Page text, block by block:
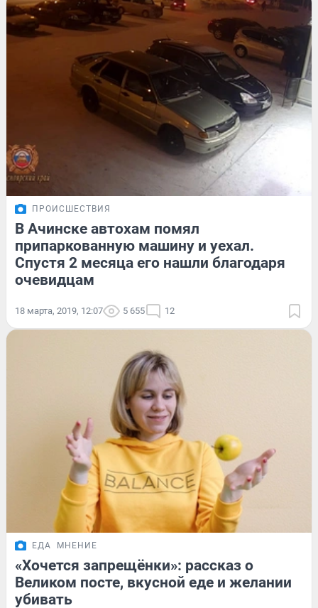
ПРОИСШЕСТВИЯ
В Ачинске автохам помял
припаркованную машину и уехал.
Спустя 2 месяца его нашли благодаря
очевидцам
18 марта, 2019, 12:07 5 655 12
ЕДА МНЕНИЕ
«Хочется запрещёнки»: рассказ о
Великом посте, вкусной еде и желании
убивать